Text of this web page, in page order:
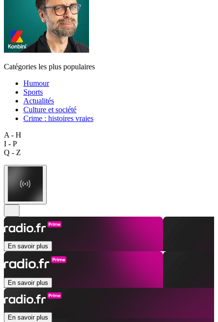
Catégories les plus populaires
Humour
Sports
Actualités
Culture et société
Crime : histoires vraies
A - H
I - P
Q - Z
En savoir plus
En savoir plus
En savoir plus